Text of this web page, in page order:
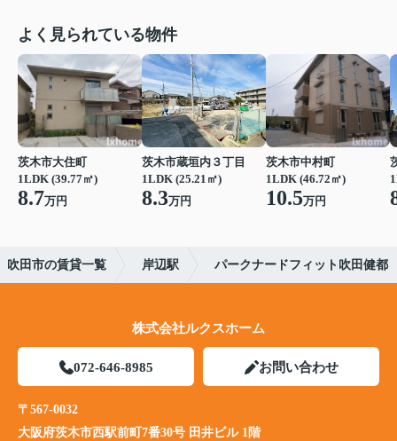
よく見られている物件
茨木市大住町
1LDK (39.77㎡)
8.7万円
茨木市蔵垣内３丁目
1LDK (25.21㎡)
8.3万円
茨木市中村町
1LDK (46.72㎡)
10.5万円
吹田市の賃貸一覧 岸辺駅 パークナードフィット吹田健都
株式会社ルクスホーム
072-646-8985 お問い合わせ
〒567-0032
大阪府茨木市西駅前町7番30号 田井ビル 1階